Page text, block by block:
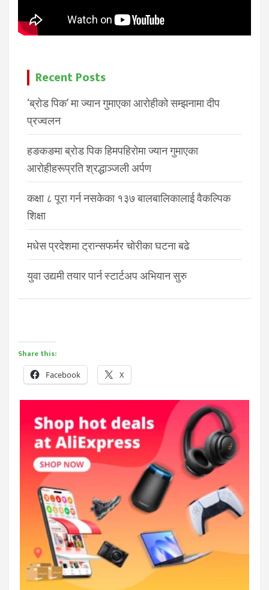
Recent Posts
‘ब्रोड पिक’ मा ज्यान गुमाएका आरोहीको सम्झनामा दीप
प्रज्वलन
हङकङमा ब्रोड पिक हिमपहिरोमा ज्यान गुमाएका
आरोहीहरूप्रति श्रद्धाञ्जली अर्पण
कक्षा ८ पूरा गर्न नसकेका १३७ बालबालिकालाई वैकल्पिक
शिक्षा
मधेस प्रदेशमा ट्रान्सफर्मर चोरीका घटना बढे
युवा उद्यमी तयार पार्न स्टार्टअप अभियान सुरु
Share this:
Facebook X